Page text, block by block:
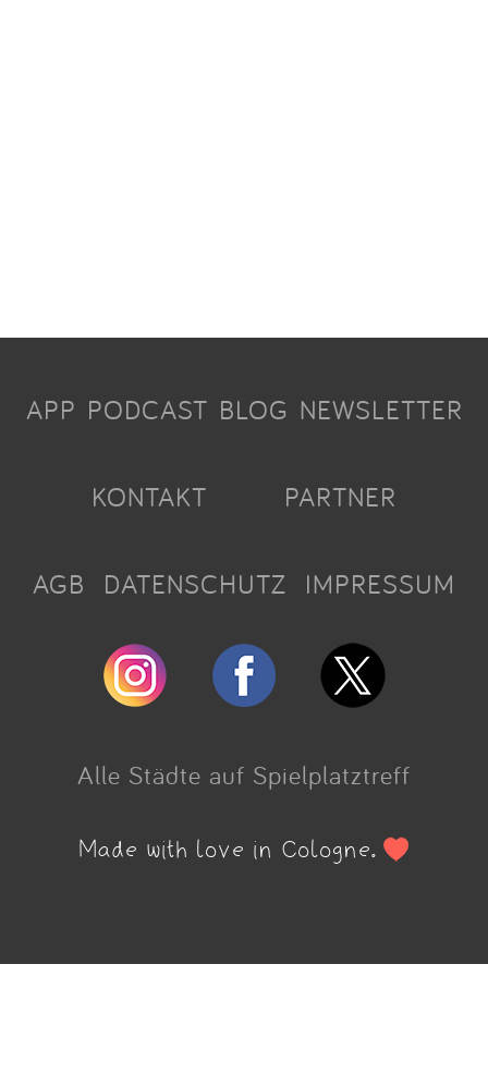
APP PODCAST BLOG NEWSLETTER
KONTAKT PARTNER
AGB DATENSCHUTZ IMPRESSUM
Alle Städte auf Spielplatztreff
Made with love in Cologne.